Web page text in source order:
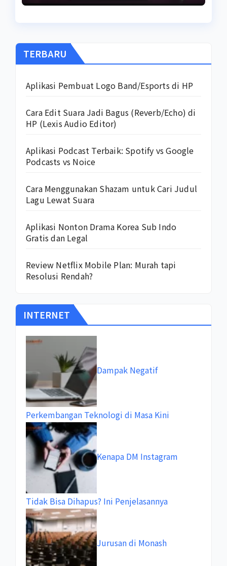
TERBARU
Aplikasi Pembuat Logo Band/Esports di HP
Cara Edit Suara Jadi Bagus (Reverb/Echo) di
HP (Lexis Audio Editor)
Aplikasi Podcast Terbaik: Spotify vs Google
Podcasts vs Noice
Cara Menggunakan Shazam untuk Cari Judul
Lagu Lewat Suara
Aplikasi Nonton Drama Korea Sub Indo
Gratis dan Legal
Review Netflix Mobile Plan: Murah tapi
Resolusi Rendah?
INTERNET
Dampak Negatif
Perkembangan Teknologi di Masa Kini
Kenapa DM Instagram
Tidak Bisa Dihapus? Ini Penjelasannya
Jurusan di Monash